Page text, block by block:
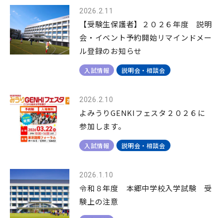
2026.2.11
【受験生保護者】２０２６年度 説明
会・イベント予約開始リマインドメー
ル登録のお知らせ
入試情報 説明会・相談会
2026.2.10
よみうりGENKIフェスタ２０２６に
参加します。
入試情報 説明会・相談会
2026.1.10
令和８年度 本郷中学校入学試験 受
験上の注意